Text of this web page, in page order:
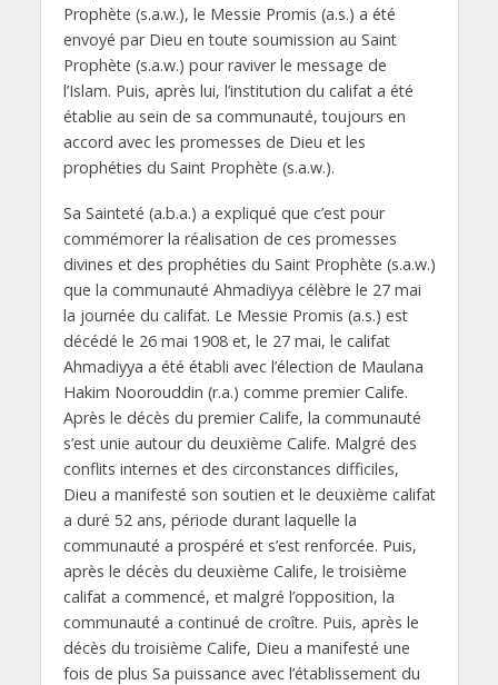
Prophète (s.a.w.), le Messie Promis (a.s.) a été
envoyé par Dieu en toute soumission au Saint
Prophète (s.a.w.) pour raviver le message de
l’Islam. Puis, après lui, l’institution du califat a été
établie au sein de sa communauté, toujours en
accord avec les promesses de Dieu et les
prophéties du Saint Prophète (s.a.w.).
Sa Sainteté (a.b.a.) a expliqué que c’est pour
commémorer la réalisation de ces promesses
divines et des prophéties du Saint Prophète (s.a.w.)
que la communauté Ahmadiyya célèbre le 27 mai
la journée du califat. Le Messie Promis (a.s.) est
décédé le 26 mai 1908 et, le 27 mai, le califat
Ahmadiyya a été établi avec l’élection de Maulana
Hakim Noorouddin (r.a.) comme premier Calife.
Après le décès du premier Calife, la communauté
s’est unie autour du deuxième Calife. Malgré des
conflits internes et des circonstances difficiles,
Dieu a manifesté son soutien et le deuxième califat
a duré 52 ans, période durant laquelle la
communauté a prospéré et s’est renforcée. Puis,
après le décès du deuxième Calife, le troisième
califat a commencé, et malgré l’opposition, la
communauté a continué de croître. Puis, après le
décès du troisième Calife, Dieu a manifesté une
fois de plus Sa puissance avec l’établissement du